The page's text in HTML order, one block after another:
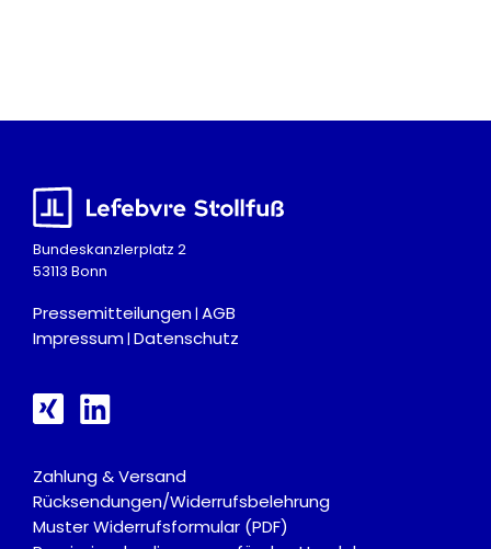
Bundeskanzlerplatz 2
53113 Bonn
Pressemitteilungen| AGB
Impressum| Datenschutz
Zahlung & Versand
Rücksendungen/Widerrufsbelehrung
Muster Widerrufsformular (PDF)